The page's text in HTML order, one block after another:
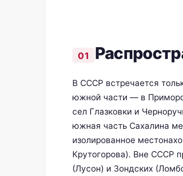
В СССР встречается
южной части — в
сел Глазковки и
южная часть Сахалина
изолированное
Крутогорова). Вне СССР
(Лусон) и Зондских